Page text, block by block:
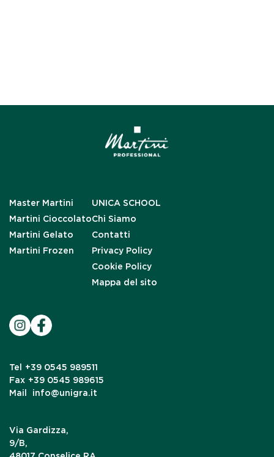
Master Martini
Martini Cioccolato
Martini Gelato
Martini Frozen
UNICA SCHOOL
Chi Siamo
Contatti
Privacy Policy
Cookie Policy
Mappa del sito
Tel
+39 0545 989511
Fax +39 0545 989615
Mail
info@unigra.it
Via Gardizza,
9/B,